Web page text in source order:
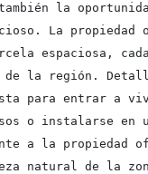
la
La propiedad
espaciosa,
la región.
para entrar a
o instalarse en
a la propiedad
natural de la